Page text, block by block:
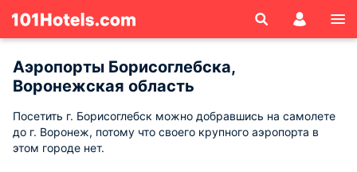
Аэропорты Борисоглебска,
Воронежская область
Посетить г. Борисоглебск можно добравшись на самолете
до г. Воронеж, потому что своего крупного аэропорта в
этом городе нет.